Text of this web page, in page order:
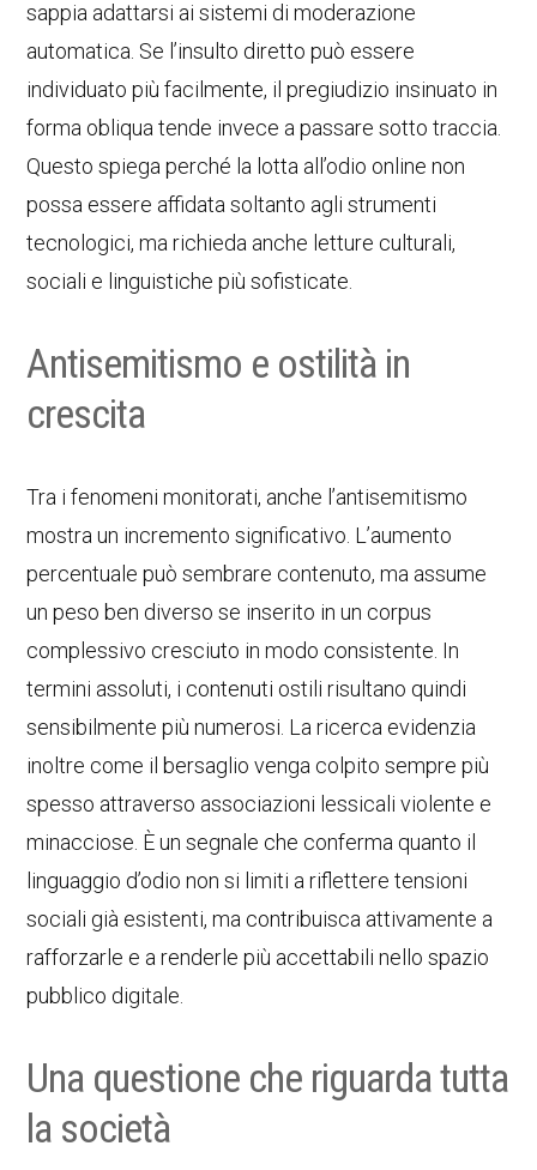
sappia adattarsi ai sistemi di moderazione
automatica. Se l’insulto diretto può essere
individuato più facilmente, il pregiudizio insinuato in
forma obliqua tende invece a passare sotto traccia.
Questo spiega perché la lotta all’odio online non
possa essere affidata soltanto agli strumenti
tecnologici, ma richieda anche letture culturali,
sociali e linguistiche più sofisticate.
Antisemitismo e ostilità in
crescita
Tra i fenomeni monitorati, anche l’antisemitismo
mostra un incremento significativo. L’aumento
percentuale può sembrare contenuto, ma assume
un peso ben diverso se inserito in un corpus
complessivo cresciuto in modo consistente. In
termini assoluti, i contenuti ostili risultano quindi
sensibilmente più numerosi. La ricerca evidenzia
inoltre come il bersaglio venga colpito sempre più
spesso attraverso associazioni lessicali violente e
minacciose. È un segnale che conferma quanto il
linguaggio d’odio non si limiti a riflettere tensioni
sociali già esistenti, ma contribuisca attivamente a
rafforzarle e a renderle più accettabili nello spazio
pubblico digitale.
Una questione che riguarda tutta
la società